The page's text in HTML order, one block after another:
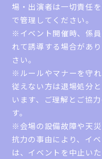
場・出演者は一切責任
で管理してください。
※イベント開催時、係
れて誘導する場合があ
さい。
※ルールやマナーを守
従えない方は退場処分
います、ご理解とご協
す。
※会場の設備故障や天
抗力の事由により、イ
は、イベントを中止い